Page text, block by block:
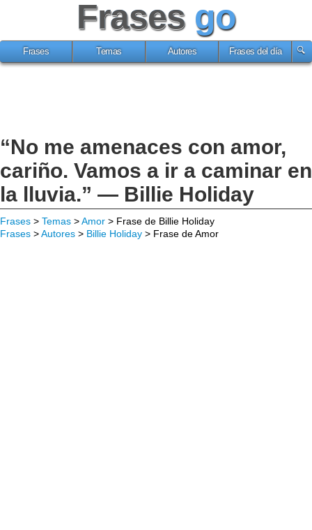
Frases go
Frases Temas Autores Frases del día
“No me amenaces con amor,
cariño. Vamos a ir a caminar en
la lluvia.” — Billie Holiday
Frases > Temas >Amor > Frase de Billie Holiday
Frases >Autores > Billie Holiday > Frase de Amor